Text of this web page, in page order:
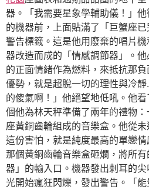
器。「我需要星象學輔助儀！」
的機器前，上面貼滿了「巨蟹座
警告標籤。這是他用廢棄的唱片
器改造而成的「情感調節器」。
的正面情緒作為燃料，來抵抗那
優勢，就是超脫一切的理性與冷
的傻氣啊！」他絕望地低吼。他
個他為林天秤準備了兩年的禮物
座黃銅齒輪組成的音樂盒。他從
這份害怕，就是純度最高的單戀
那個黃銅齒輪音樂盒砸爛，將所
器」的輸入口。機器發出刺耳的
光開始瘋狂閃爍，發出警告。「